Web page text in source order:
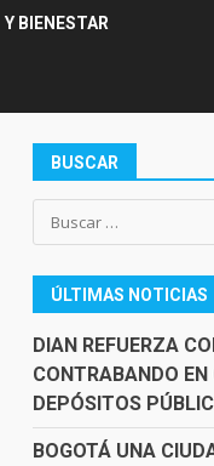
BIENESTAR
BUSCAR
Buscar:
ÚLTIMAS NOTICIAS
DIAN REFUERZA
CONTRABANDO EN
DEPÓSITOS
BOGOTÁ UNA